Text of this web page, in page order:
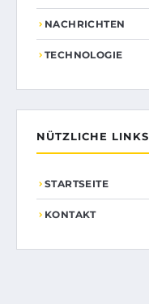
NACHRICHTEN
TECHNOLOGIE
NÜTZLICHE LINKS
STARTSEITE
KONTAKT